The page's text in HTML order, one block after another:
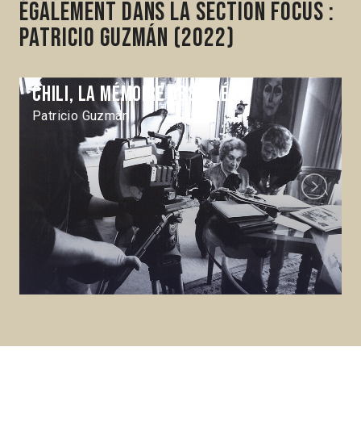
Également dans la section Focus :
Patricio Guzmán (2022)
Chili, la mémoire obstinée
Patricio Guzmán
Next